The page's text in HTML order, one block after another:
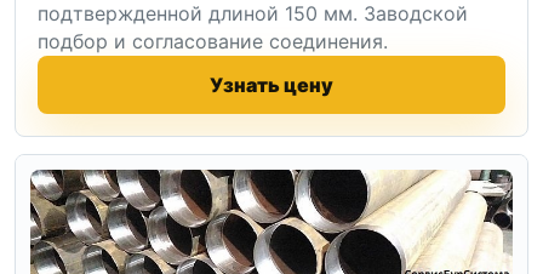
подтвержденной длиной 150 мм. Заводской
подбор и согласование соединения.
Узнать цену